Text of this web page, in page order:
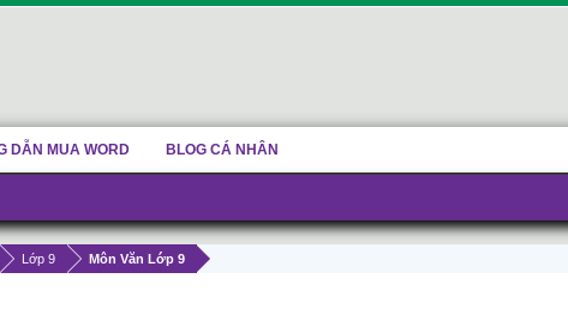
Lớp 9 Môn Văn Lớp 9
DẪN MUA WORD BLOG CÁ NHÂN